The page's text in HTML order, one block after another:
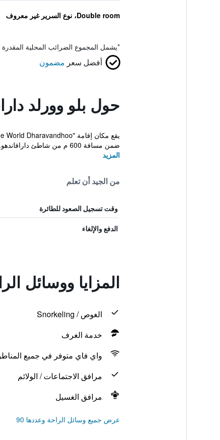
Double room، نوع السرير غير معروف
*يشمل المجموع الضرائب المحلية
أفضل سعر مضمون
حول بلو وورلد
ضمن مسافة 600 م من شاطئ دارافاندهو. يوفر ...
المزيد
من الجيد أن تعلم
وقت تسجيل الصعود للطائرة
الدفع والإلغاء
المزايا ووسائل
الغوص / Snorkeling
خدمة الغرف
واي فاي متوفر في جميع
مرافق الاجتماعات / الولائم
مرافق الغسيل
عرض جميع وسائل الراحة وعددها 90